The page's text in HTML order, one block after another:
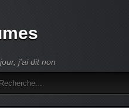
j'ai dit non